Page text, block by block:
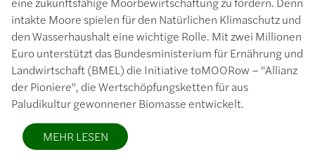
intakte Moore spielen für den Natürlichen Klimaschutz und
den Wasserhaushalt eine wichtige Rolle. Mit zwei Millionen
Euro unterstützt das Bundesministerium für Ernährung und
Landwirtschaft (BMEL) die Initiative toMOORow – "Allianz
der Pioniere", die Wertschöpfungsketten für aus
Paludikultur gewonnener Biomasse entwickelt.
MEHR LESEN